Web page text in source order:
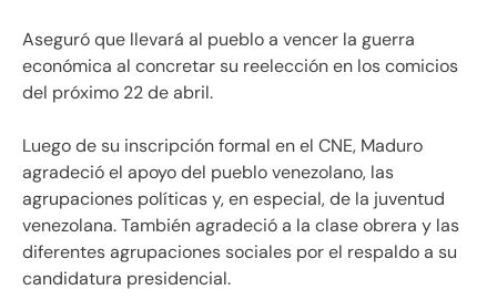
Aseguró que llevará al pueblo a vencer la guerra
económica al concretar su reelección en los comicios
del próximo 22 de abril.
Luego de su inscripción formal en el CNE, Maduro
agradeció el apoyo del pueblo venezolano, las
agrupaciones políticas y, en especial, de la juventud
venezolana. También agradeció a la clase obrera y las
diferentes agrupaciones sociales por el respaldo a su
candidatura presidencial.